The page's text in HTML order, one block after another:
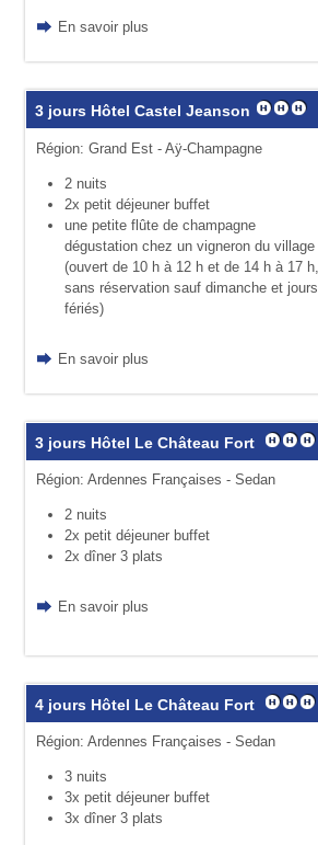
En savoir plus
3 jours Hôtel Castel Jeanson
Région: Grand Est - Aÿ-Champagne
2 nuits
2x petit déjeuner buffet
une petite flûte de champagne
dégustation chez un vigneron du village
(ouvert de 10 h à 12 h et de 14 h à 17 h,
sans réservation sauf dimanche et jours
fériés)
En savoir plus
3 jours Hôtel Le Château Fort
Région: Ardennes Françaises - Sedan
2 nuits
2x petit déjeuner buffet
2x dîner 3 plats
En savoir plus
4 jours Hôtel Le Château Fort
Région: Ardennes Françaises - Sedan
3 nuits
3x petit déjeuner buffet
3x dîner 3 plats